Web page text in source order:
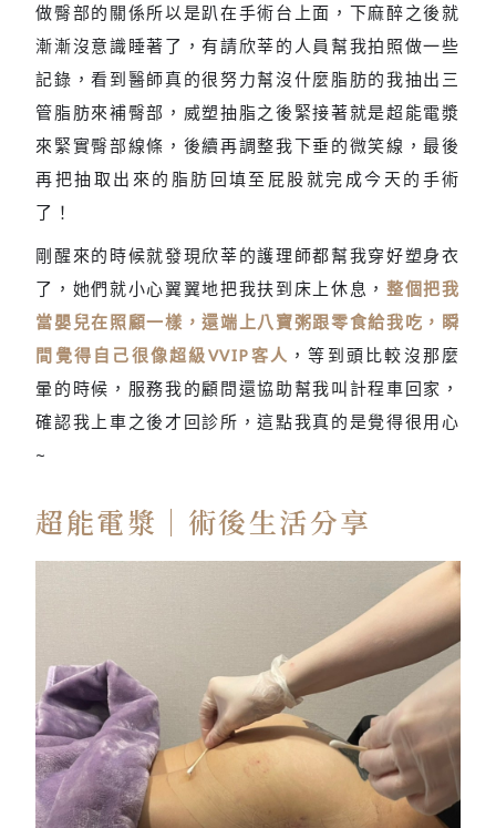
超能電漿操作畫面
做臀部的關係所以是趴在手術台上面，下麻醉之後就
漸漸沒意識睡著了，有請欣莘的人員幫我拍照做一些
記錄，看到醫師真的很努力幫沒什麼脂肪的我抽出三
管脂肪來補臀部，威塑抽脂之後緊接著就是超能電漿
來緊實臀部線條，後續再調整我下垂的微笑線，最後
再把抽取出來的脂肪回填至屁股就完成今天的手術
了！
剛醒來的時候就發現欣莘的護理師都幫我穿好塑身衣
了，她們就小心翼翼地把我扶到床上休息，整個把我
當嬰兒在照顧一樣，還端上八寶粥跟零食給我吃，瞬
間覺得自己很像超級VVIP客人 ，等到頭比較沒那麼
暈的時候，服務我的顧問還協助幫我叫計程車回家，
確認我上車之後才回診所，這點我真的是覺得很用心
~
超能電漿｜術後生活分享